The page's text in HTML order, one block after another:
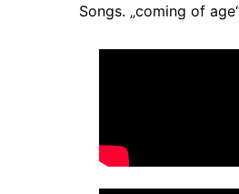
Songs. „coming of